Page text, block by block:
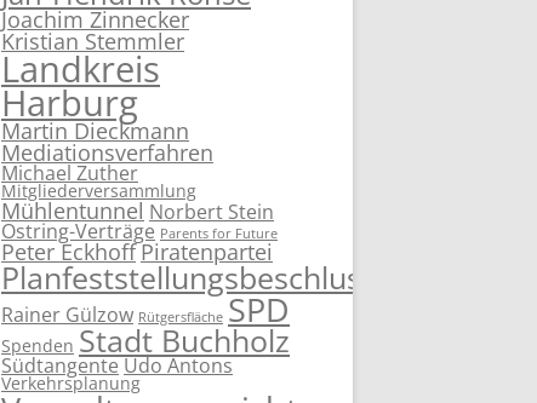
Joachim Zinnecker
Kristian Stemmler
Landkreis
Harburg
Martin Dieckmann
Mediationsverfahren
Michael Zuther
Mitgliederversammlung
Mühlentunnel Norbert Stein
Ostring-Verträge Parents for Future
Peter EckhoffPiratenpartei
Planfeststellungsbeschluss
Rainer Gülzow Rütgersfläche SPD
Spenden Stadt Buchholz
SüdtangenteUdo Antons
Verkehrsplanung